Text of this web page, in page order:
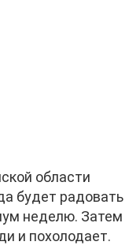
области
будет радовать
неделю. Затем
и похолодает.